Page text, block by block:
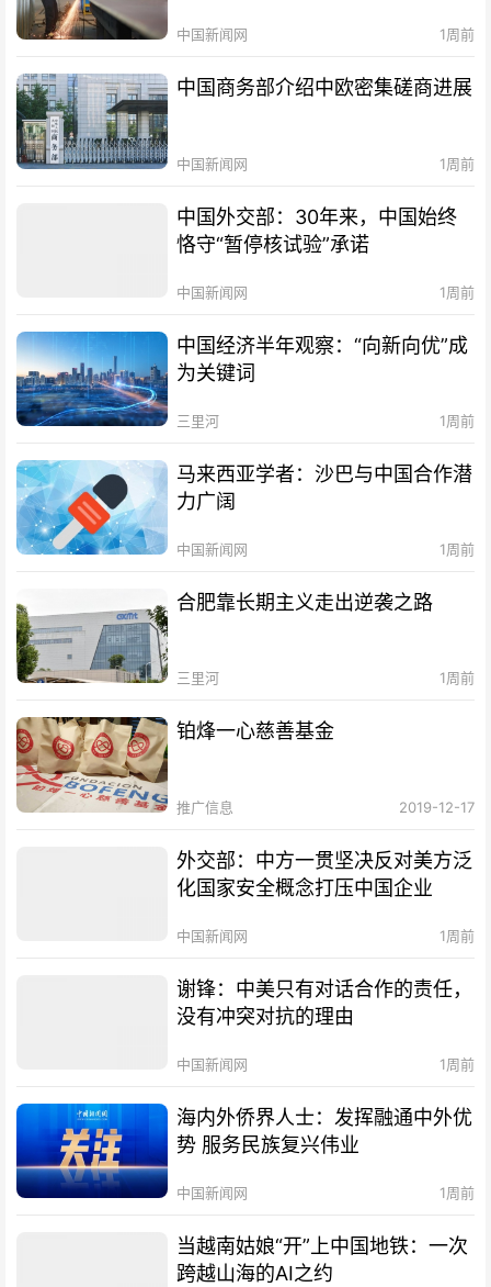
中国新闻网 1周前
中国商务部介绍中欧密集磋商进展
中国新闻网 1周前
中国外交部：30年来，中国始终
恪守“暂停核试验”承诺
中国新闻网 1周前
中国经济半年观察：“向新向优”成
为关键词
三里河 1周前
马来西亚学者：沙巴与中国合作潜
力广阔
中国新闻网 1周前
合肥靠长期主义走出逆袭之路
三里河 1周前
铂烽一心慈善基金
推广信息 2019-12-17
外交部：中方一贯坚决反对美方泛
化国家安全概念打压中国企业
中国新闻网 1周前
谢锋：中美只有对话合作的责任，
没有冲突对抗的理由
中国新闻网 1周前
海内外侨界人士：发挥融通中外优
势 服务民族复兴伟业
中国新闻网 1周前
当越南姑娘“开”上中国地铁：一次
跨越山海的AI之约